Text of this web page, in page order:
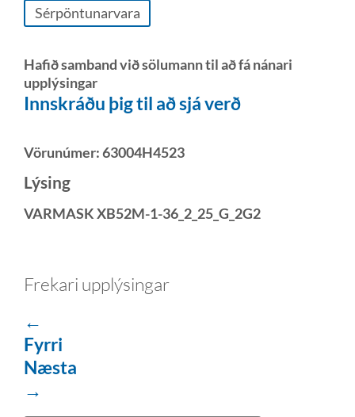
Sérpöntunarvara
Hafið samband við sölumann til að fá nánari
upplýsingar
Innskráðu þig til að sjá verð
Vörunúmer:63004H4523
Lýsing
VARMASK XB52M-1-36_2_25_G_2G2
Frekari upplýsingar
←
Fyrri
Næsta
→